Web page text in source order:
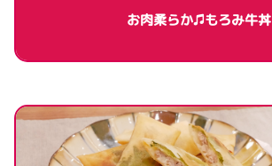
お肉柔らか♫もろみ牛丼